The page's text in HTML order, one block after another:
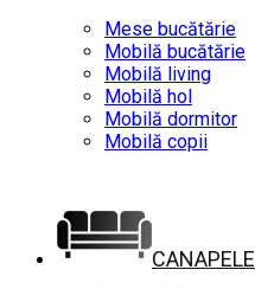
Mese bucătărie
Mobilă bucătărie
Mobilă living
Mobilă hol
Mobilă dormitor
Mobilă copii
CANAPELE